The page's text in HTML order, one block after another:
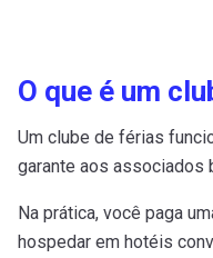
O que é um
Um clube de férias
garante aos
Na prática, você paga
hospedar em hotéis